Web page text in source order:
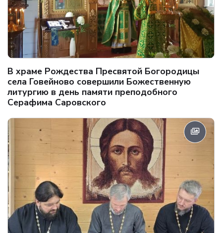
В храме Рождества Пресвятой Богородицы
села Говейново совершили Божественную
литургию в день памяти преподобного
Серафима Саровского